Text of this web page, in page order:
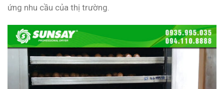
ứng nhu cầu của thị trường.